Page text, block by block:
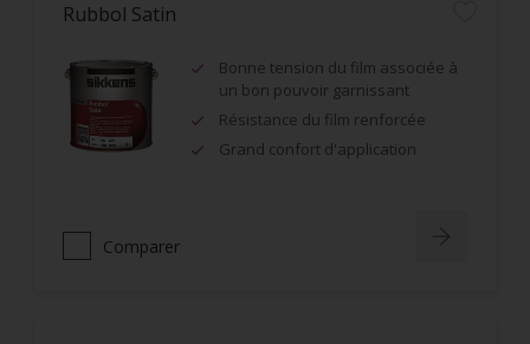
Rubbol Satin
Bonne tension du film associée à
un bon pouvoir garnissant
Résistance du film renforcée
Grand confort d'application
Comparer